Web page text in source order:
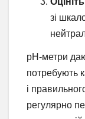
зі
pH-метри
потребують
і
регулярно